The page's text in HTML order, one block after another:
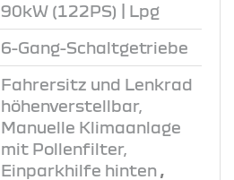
90kW (122PS) | Lpg
6-Gang-Schaltgetriebe
Fahrersitz und Lenkrad
höhenverstellbar,
Manuelle Klimaanlage
mit Pollenfilter,
Einparkhilfe hinten ,